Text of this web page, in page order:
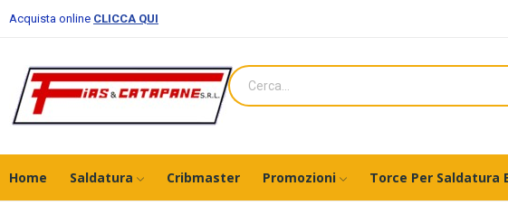
Acquista online CLICCA QUI
Home Saldatura Cribmaster Promozioni Torce Per Saldatura